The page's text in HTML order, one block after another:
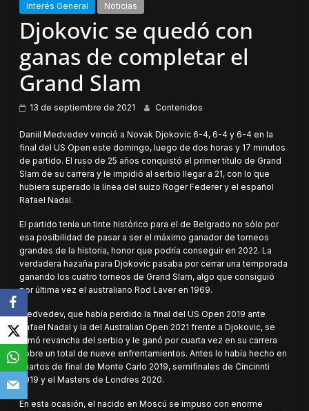
Interés General Noticias
Djokovic se quedó con
ganas de completar el
Grand Slam
13 de septiembre de 2021 Contenidos
Daniil Medvedev venció a Novak Djokovic 6-4, 6-4 y 6-4 en la
final del US Open este domingo, luego de dos horas y 17 minutos
de partido. El ruso de 25 años conquistó el primer título de Grand
Slam de su carrera y le impidió al serbio llegar a 21, con lo que
hubiera superado la línea del suizo Roger Federer y el español
Rafael Nadal.
El partido tenía un tinte histórico para el de Belgrado no sólo por
esa posibilidad de pasar a ser el máximo ganador de torneos
grandes de la historia, honor que podría conseguir en 2022. La
verdadera hazaña para Djokovic pasaba por cerrar una temporada
ganando los cuatro torneos de Grand Slam, algo que consiguió
por última vez el australiano Rod Laver en 1969.
Medvedev, que había perdido la final del US Open 2019 ante
Rafael Nadal y la del Australian Open 2021 frente a Djokovic, se
tomó revancha del serbio y le ganó por cuarta vez en su carrera
sobre un total de nueve enfrentamientos. Antes lo había hecho en
cuartos de final de Monte Carlo 2019, semifinales de Cincinnti
2019 y el Masters de Londres 2020.
En esta ocasión, el nacido en Moscú se impuso con enorme